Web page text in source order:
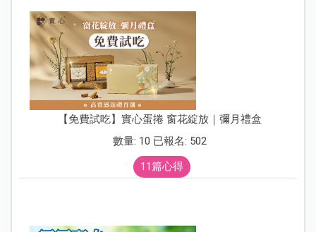
【免費試吃】實心蛋捲 窗花綻放｜彌月禮盒
數量: 10 已報名: 502
11篇心得